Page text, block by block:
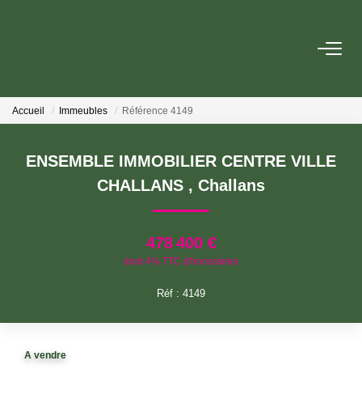
LOUER
AGENCES
Accueil Immeubles Référence 4149
ENSEMBLE IMMOBILIER CENTRE VILLE
CHALLANS , Challans
478 400 €
dont 4% TTC d'honoraires
Réf : 4149
A vendre